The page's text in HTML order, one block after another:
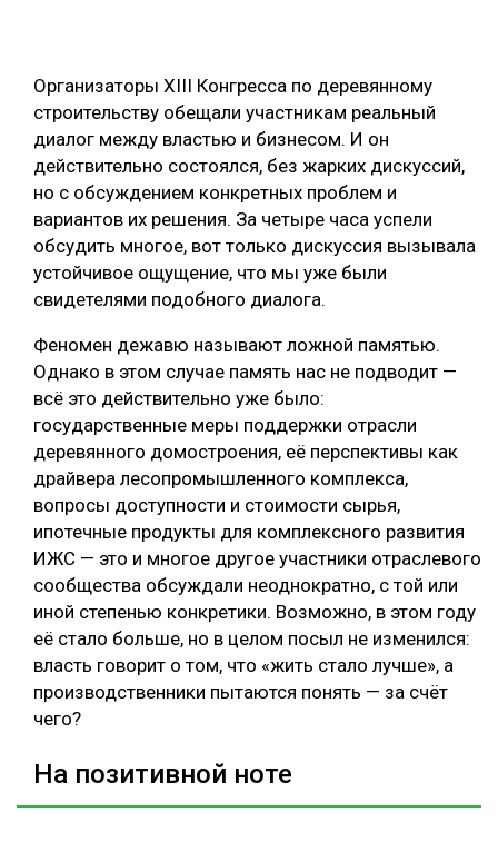
Организаторы XIII Конгресса по деревянному
строительству обещали участникам реальный
диалог между властью и бизнесом. И он
действительно состоялся, без жарких дискуссий,
но с обсуждением конкретных проблем и
вариантов их решения. За четыре часа успели
обсудить многое, вот только дискуссия вызывала
устойчивое ощущение, что мы уже были
свидетелями подобного диалога.
Феномен дежавю называют ложной памятью.
Однако в этом случае память нас не подводит —
всё это действительно уже было:
государственные меры поддержки отрасли
деревянного домостроения, её перспективы как
драйвера лесопромышленного комплекса,
вопросы доступности и стоимости сырья,
ипотечные продукты для комплексного развития
ИЖС — это и многое другое участники отраслевого
сообщества обсуждали неоднократно, с той или
иной степенью конкретики. Возможно, в этом году
её стало больше, но в целом посыл не изменился:
власть говорит о том, что «жить стало лучше», а
производственники пытаются понять — за счёт
чего?
На позитивной ноте